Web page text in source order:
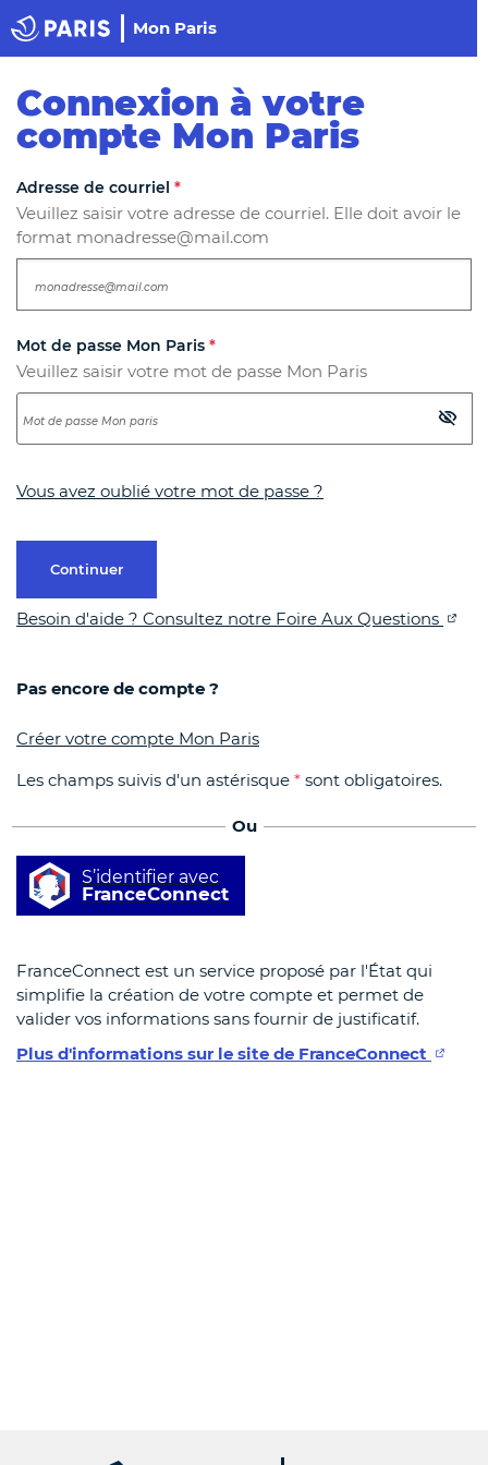
Paris
Mon Paris
Connexion à votre
compte Mon Paris
Adresse de courriel *
Veuillez saisir votre adresse de courriel. Elle doit avoir le
format monadresse@mail.com
Mot de passe Mon Paris *
Veuillez saisir votre mot de passe Mon Paris
Vous avez oublié votre mot de passe ?
Continuer
Besoin d'aide ? Consultez notre Foire Aux Questions
Pas encore de compte ?
Créer votre compte Mon Paris
Les champs suivis d'un astérisque * sont obligatoires.
Ou
S’identifier avec
FranceConnect
FranceConnect est un service proposé par l'État qui
simplifie la création de votre compte et permet de
valider vos informations sans fournir de justificatif.
Plus d'informations sur le site de FranceConnect